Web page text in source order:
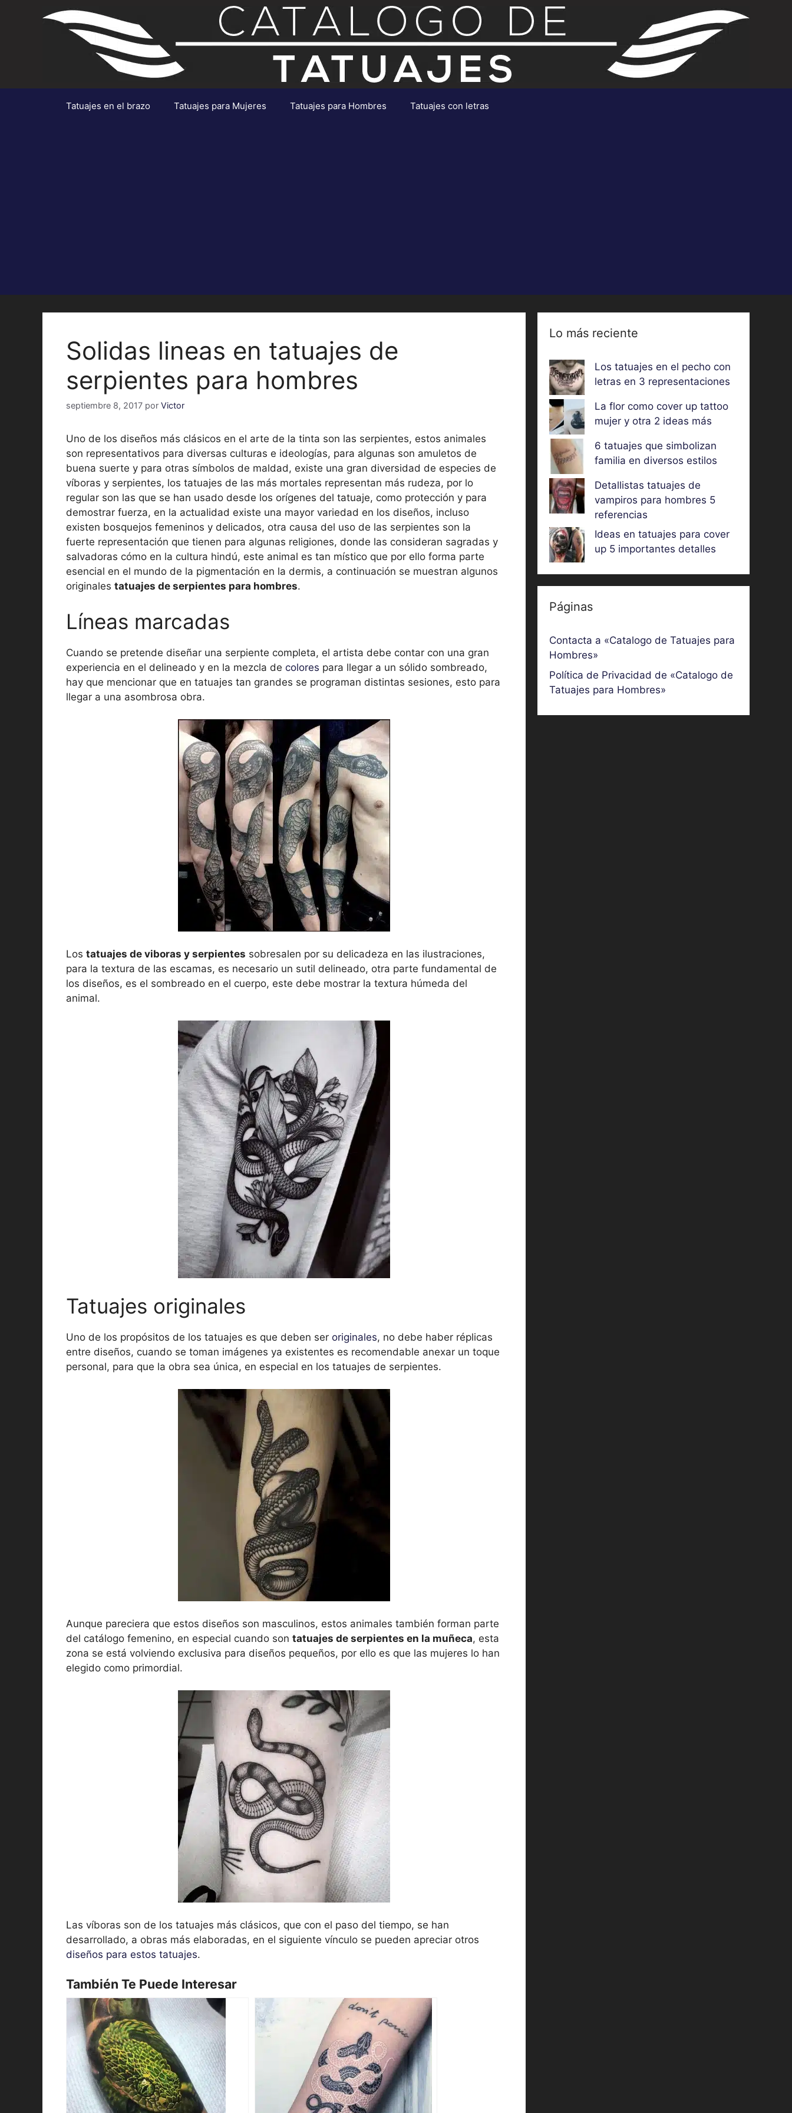
Tatuajes en el brazo Tatuajes para Mujeres Tatuajes para Hombres Tatuajes con letras
Solidas lineas en tatuajes de
serpientes para hombres
septiembre 8, 2017 por Victor
Uno de los diseños más clásicos en el arte de la tinta son las serpientes, estos animales
son representativos para diversas culturas e ideologías, para algunas son amuletos de
buena suerte y para otras símbolos de maldad, existe una gran diversidad de especies de
víboras y serpientes, los tatuajes de las más mortales representan más rudeza, por lo
regular son las que se han usado desde los orígenes del tatuaje, como protección y para
demostrar fuerza, en la actualidad existe una mayor variedad en los diseños, incluso
existen bosquejos femeninos y delicados, otra causa del uso de las serpientes son la
fuerte representación que tienen para algunas religiones, donde las consideran sagradas y
salvadoras cómo en la cultura hindú, este animal es tan místico que por ello forma parte
esencial en el mundo de la pigmentación en la dermis, a continuación se muestran algunos
originales tatuajes de serpientes para hombres.
Líneas marcadas
Cuando se pretende diseñar una serpiente completa, el artista debe contar con una gran
experiencia en el delineado y en la mezcla de colores para llegar a un sólido sombreado,
hay que mencionar que en tatuajes tan grandes se programan distintas sesiones, esto para
llegar a una asombrosa obra.
Los tatuajes de viboras y serpientes sobresalen por su delicadeza en las ilustraciones,
para la textura de las escamas, es necesario un sutil delineado, otra parte fundamental de
los diseños, es el sombreado en el cuerpo, este debe mostrar la textura húmeda del
animal.
Tatuajes originales
Uno de los propósitos de los tatuajes es que deben ser originales, no debe haber réplicas
entre diseños, cuando se toman imágenes ya existentes es recomendable anexar un toque
personal, para que la obra sea única, en especial en los tatuajes de serpientes.
Aunque pareciera que estos diseños son masculinos, estos animales también forman parte
del catálogo femenino, en especial cuando son tatuajes de serpientes en la muñeca, esta
zona se está volviendo exclusiva para diseños pequeños, por ello es que las mujeres lo han
elegido como primordial.
Las víboras son de los tatuajes más clásicos, que con el paso del tiempo, se han
desarrollado, a obras más elaboradas, en el siguiente vínculo se pueden apreciar otros
diseños para estos tatuajes.
También Te Puede Interesar
Lo más reciente
Los tatuajes en el pecho con
letras en 3 representaciones
La flor como cover up tattoo
mujer y otra 2 ideas más
6 tatuajes que simbolizan
familia en diversos estilos
Detallistas tatuajes de
vampiros para hombres 5
referencias
Ideas en tatuajes para cover
up 5 importantes detalles
Páginas
Contacta a «Catalogo de Tatuajes para
Hombres»
Política de Privacidad de «Catalogo de
Tatuajes para Hombres»